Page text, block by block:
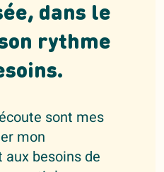
dans le
rythme
sont mes
mon
besoins de